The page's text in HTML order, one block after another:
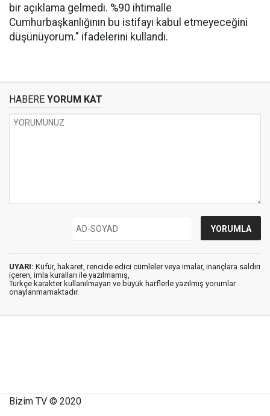
bir açıklama gelmedi. %90 ihtimalle
Cumhurbaşkanlığının bu istifayı kabul etmeyeceğini
düşünüyorum." ifadelerini kullandı.
HABERE YORUM KAT
UYARI: Küfür, hakaret, rencide edici cümleler veya imalar, inançlara saldırı
içeren, imla kuralları ile yazılmamış,
Türkçe karakter kullanılmayan ve büyük harflerle yazılmış yorumlar
onaylanmamaktadır.
Bizim TV © 2020